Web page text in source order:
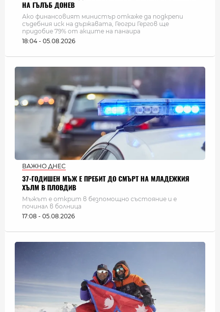
НА ГЪЛЪБ ДОНЕВ
Ако финансовият министър откаже да подкрепи
съдебния иск на държавата, Геогри Гергов ще
придобие 79% от акците на панаира
18:04 - 05.08.2026
ВАЖНО ДНЕС
37-ГОДИШЕН МЪЖ Е ПРЕБИТ ДО СМЪРТ НА МЛАДЕЖКИЯ
ХЪЛМ В ПЛОВДИВ
Мъжът е открит в безпомощно състояние и е
починал в болница
17:08 - 05.08.2026